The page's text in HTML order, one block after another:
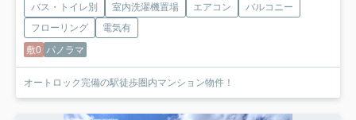
バス・トイレ別 室内洗濯機置場 エアコン
バルコニー
フローリング
電気有
敷0 パノラマ
オートロック完備の駅徒歩圏内マンション物件！